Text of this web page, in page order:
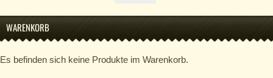
WARENKORB
Es befinden sich keine Produkte im Warenkorb.